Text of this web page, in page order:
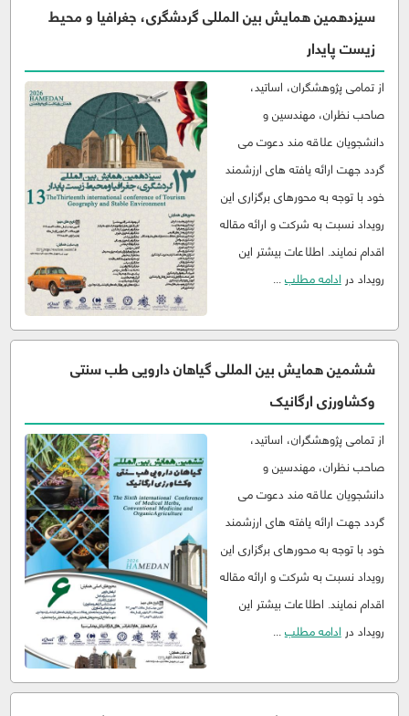
سیزدهمین همایش بین المللی گردشگری، جغرافیا و محیط
زیست پایدار
از تمامی پژوهشگران، اساتید،
صاحب نظران، مهندسین و
دانشجویان علاقه مند دعوت می
گردد جهت ارائه یافته های ارزشمند
خود با توجه به محورهای برگزاری این
رویداد نسبت به شرکت و ارائه مقاله
اقدام نمایند. اطلاعات بیشتر این
رویداد در ادامه مطلب...
ششمین همایش بین المللی گیاهان دارویی طب سنتی
وکشاورزی ارگانیک
از تمامی پژوهشگران، اساتید،
صاحب نظران، مهندسین و
دانشجویان علاقه مند دعوت می
گردد جهت ارائه یافته های ارزشمند
خود با توجه به محورهای برگزاری این
رویداد نسبت به شرکت و ارائه مقاله
اقدام نمایند. اطلاعات بیشتر این
رویداد در ادامه مطلب...